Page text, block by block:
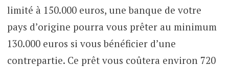
limité à 150.000 euros, une banque de votre
pays d’origine pourra vous prêter au minimum
130.000 euros si vous bénéficier d’une
contrepartie. Ce prêt vous coûtera environ 720